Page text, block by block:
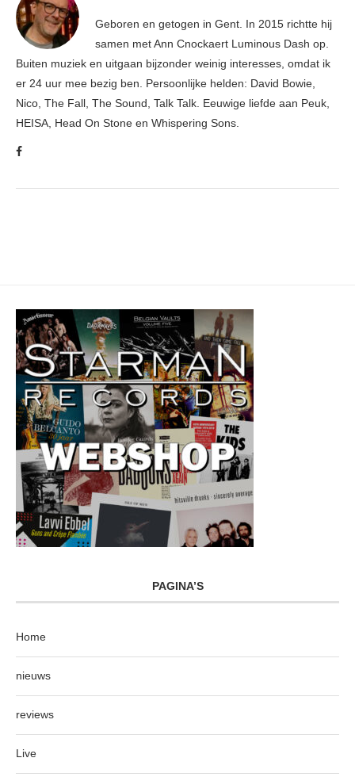
Geboren en getogen in Gent. In 2015 richtte hij
samen met Ann Cnockaert Luminous Dash op.
Buiten muziek en uitgaan bijzonder weinig interesses, omdat ik
er 24 uur mee bezig ben. Persoonlijke helden: David Bowie,
Nico, The Fall, The Sound, Talk Talk. Eeuwige liefde aan Peuk,
HEISA, Head On Stone en Whispering Sons.
PAGINA’S
Home
nieuws
reviews
Live